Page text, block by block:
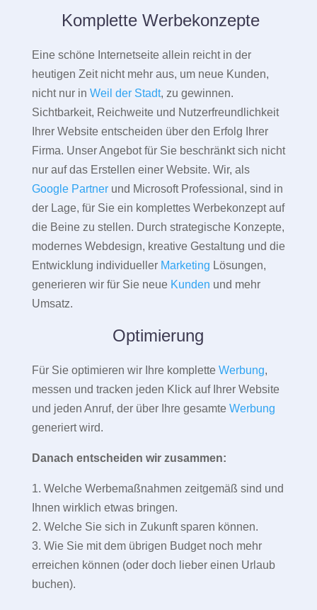
Komplette Werbekonzepte
Eine schöne Internetseite allein reicht in der
heutigen Zeit nicht mehr aus, um neue Kunden,
nicht nur in Weil der Stadt, zu gewinnen.
Sichtbarkeit, Reichweite und Nutzerfreundlichkeit
Ihrer Website entscheiden über den Erfolg Ihrer
Firma. Unser Angebot für Sie beschränkt sich nicht
nur auf das Erstellen einer Website. Wir, als
Google Partnerund Microsoft Professional, sind in
der Lage, für Sie ein komplettes Werbekonzept auf
die Beine zu stellen. Durch strategische Konzepte,
modernes Webdesign, kreative Gestaltung und die
Entwicklung individueller Marketing Lösungen,
generieren wir für Sie neue Kunden und mehr
Umsatz.
Optimierung
Für Sie optimieren wir Ihre komplette Werbung,
messen und tracken jeden Klick auf Ihrer Website
und jeden Anruf, der über Ihre gesamte Werbung
generiert wird.
Danach entscheiden wir zusammen:
1. Welche Werbemaßnahmen zeitgemäß sind und
Ihnen wirklich etwas bringen.
2. Welche Sie sich in Zukunft sparen können.
3. Wie Sie mit dem übrigen Budget noch mehr
erreichen können (oder doch lieber einen Urlaub
buchen).